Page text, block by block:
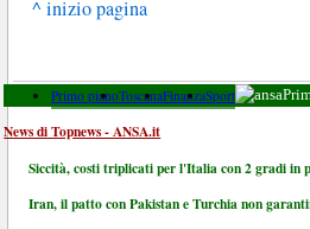
^ inizio pagina
Primo pianoToscanaFinanzaSport
News di Topnews - ANSA.it
Siccità, costi triplicati per l'Italia con 2 gradi in
Iran, il patto con Pakistan e Turchia non